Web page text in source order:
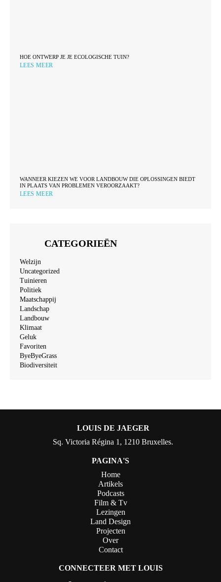
HOE ONTWERP JE JE ECOLOGISCHE TUIN?
LEES MEER
WANNEER KIEZEN WE VOOR LANDBOUW DIE OPLOSSINGEN BIEDT
IN PLAATS VAN PROBLEMEN VEROORZAAKT?
LEES MEER
CATEGORIEËN
Welzijn
Uncategorized
Tuinieren
Politiek
Maatschappij
Landschap
Landbouw
Klimaat
Geluk
Favoriten
ByeByeGrass
Biodiversiteit
LOUIS DE JAEGER
Sq. Victoria Régina 1, 1210 Bruxelles.
PAGINA'S
Home
Artikels
Podcasts
Film & Tv
Lezingen
Land Design
Projecten
Over
Contact
CONNECTEER MET LOUIS